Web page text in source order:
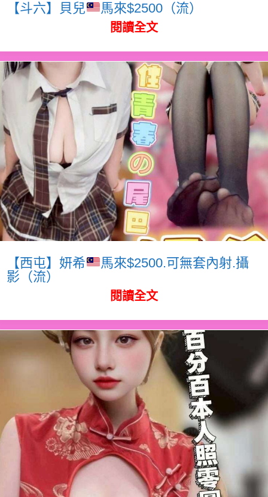
【斗六】貝兒 馬來$2500（流）
閱讀全文
【西屯】妍希
馬來$2500.可無套內射.攝
影（流）
閱讀全文